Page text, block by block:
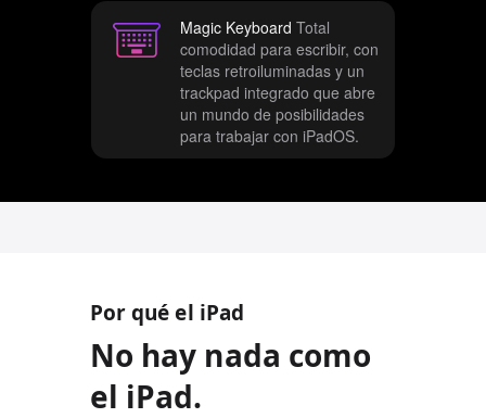
s
u
l
t
a
l
s
l
Magic Keyboard Total
comodidad para escribir, con
teclas retroiluminadas y un
trackpad integrado que abre
un mundo de posibilidades
para trabajar con iPadOS.
Por qué el iPad
No hay nada como
el iPad.